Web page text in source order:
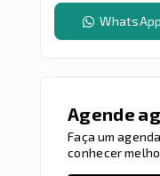
WhatsApp
Agende
Faça um
conhecer